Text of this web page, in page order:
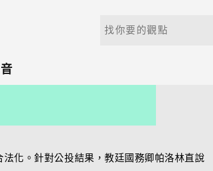
化。針對公投結果，教廷國務卿帕洛林直說